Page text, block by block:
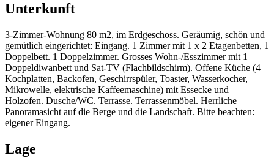
Unterkunft
3-Zimmer-Wohnung 80 m2, im Erdgeschoss. Geräumig, schön und
gemütlich eingerichtet: Eingang. 1 Zimmer mit 1 x 2 Etagenbetten, 1
Doppelbett. 1 Doppelzimmer. Grosses Wohn-/Esszimmer mit 1
Doppeldiwanbett und Sat-TV (Flachbildschirm). Offene Küche (4
Kochplatten, Backofen, Geschirrspüler, Toaster, Wasserkocher,
Mikrowelle, elektrische Kaffeemaschine) mit Essecke und
Holzofen. Dusche/WC. Terrasse. Terrassenmöbel. Herrliche
Panoramasicht auf die Berge und die Landschaft. Bitte beachten:
eigener Eingang.
Lage